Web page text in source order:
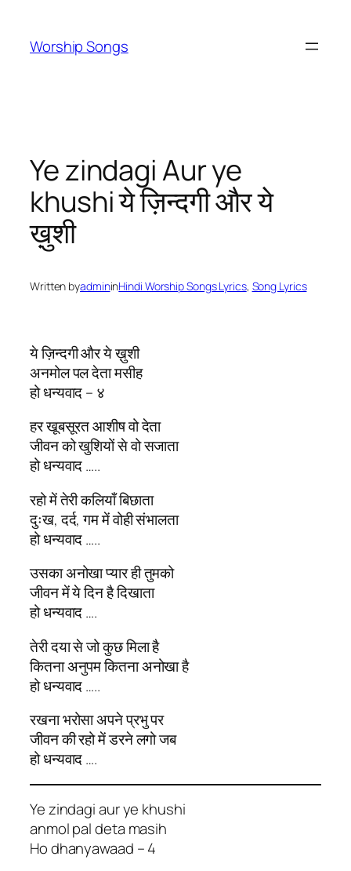
content
Worship Songs
Ye zindagi Aur ye
khushi ये ज़िन्दगी और ये
ख़ुशी
Written byadmininHindi Worship Songs Lyrics, Song Lyrics
ये ज़िन्दगी और ये ख़ुशी
अनमोल पल देता मसीह
हो धन्यवाद – ४
हर खूबसूरत आशीष वो देता
जीवन को खुशियों से वो सजाता
हो धन्यवाद …..
रहो में तेरी कलियाँ बिछाता
दुःख, दर्द, गम में वोही संभालता
हो धन्यवाद …..
उसका अनोखा प्यार ही तुमको
जीवन में ये दिन है दिखाता
हो धन्यवाद ….
तेरी दया से जो कुछ मिला है
कितना अनुपम कितना अनोखा है
हो धन्यवाद …..
रखना भरोसा अपने प्रभु पर
जीवन की रहो में डरने लगो जब
हो धन्यवाद ….
Ye zindagi aur ye khushi
anmol pal deta masih
Ho dhanyawaad – 4